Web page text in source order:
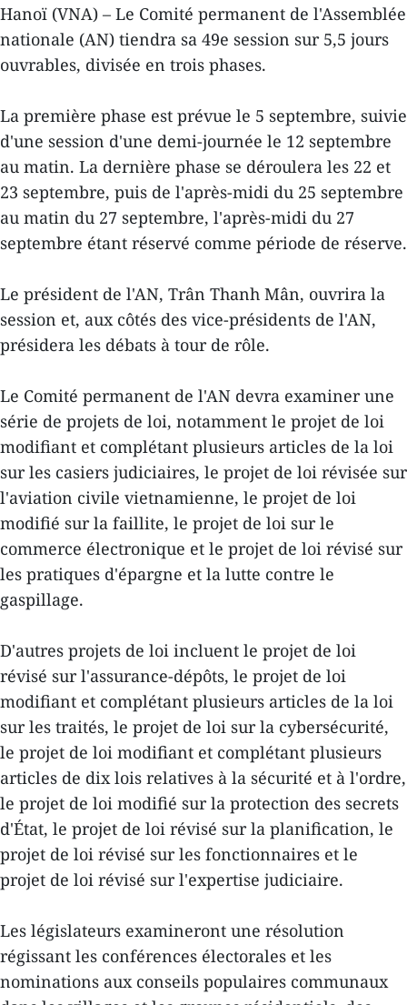
Hanoï (VNA) – Le Comité permanent de l'Assemblée
nationale (AN) tiendra sa 49e session sur 5,5 jours
ouvrables, divisée en trois phases.
La première phase est prévue le 5 septembre, suivie
d'une session d'une demi-journée le 12 septembre
au matin. La dernière phase se déroulera les 22 et
23 septembre, puis de l'après-midi du 25 septembre
au matin du 27 septembre, l'après-midi du 27
septembre étant réservé comme période de réserve.
Le président de l'AN, Trân Thanh Mân, ouvrira la
session et, aux côtés des vice-présidents de l'AN,
présidera les débats à tour de rôle.
Le Comité permanent de l'AN devra examiner une
série de projets de loi, notamment le projet de loi
modifiant et complétant plusieurs articles de la loi
sur les casiers judiciaires, le projet de loi révisée sur
l'aviation civile vietnamienne, le projet de loi
modifié sur la faillite, le projet de loi sur le
commerce électronique et le projet de loi révisé sur
les pratiques d'épargne et la lutte contre le
gaspillage.
D'autres projets de loi incluent le projet de loi
révisé sur l'assurance-dépôts, le projet de loi
modifiant et complétant plusieurs articles de la loi
sur les traités, le projet de loi sur la cybersécurité,
le projet de loi modifiant et complétant plusieurs
articles de dix lois relatives à la sécurité et à l'ordre,
le projet de loi modifié sur la protection des secrets
d'État, le projet de loi révisé sur la planification, le
projet de loi révisé sur les fonctionnaires et le
projet de loi révisé sur l'expertise judiciaire.
Les législateurs examineront une résolution
régissant les conférences électorales et les
nominations aux conseils populaires communaux